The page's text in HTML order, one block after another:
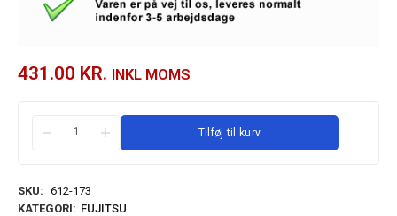
431.00 KR. INKL MOMS
Tilføj til kurv
SKU: 612-173
KATEGORI: FUJITSU